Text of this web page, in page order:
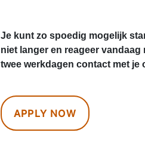
Je kunt zo spoedig mogelijk
niet langer en reageer
twee werkdagen contact met je
APPLY NOW